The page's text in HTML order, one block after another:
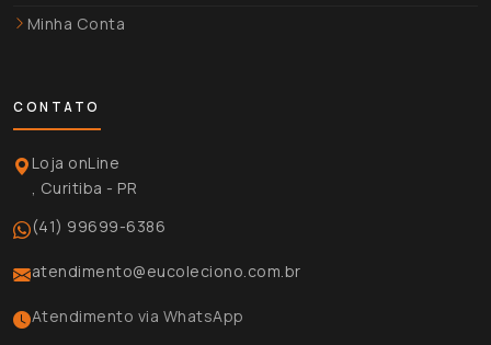
Minha Conta
CONTATO
Loja onLine
, Curitiba - PR
(41) 99699-6386
atendimento@eucoleciono.com.br
Atendimento via WhatsApp